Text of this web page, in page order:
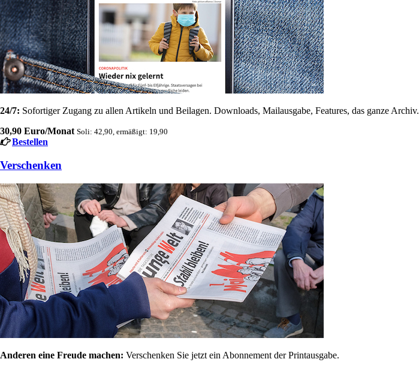
24/7: Sofortiger Zugang zu allen Artikeln und Beilagen. Downloads, Mailausgabe, Features, das ganze Archiv.
30,90 Euro/Monat Soli: 42,90, ermäßigt: 19,90
Bestellen
Verschenken
Anderen eine Freude machen: Verschenken Sie jetzt ein Abonnement der Printausgabe.